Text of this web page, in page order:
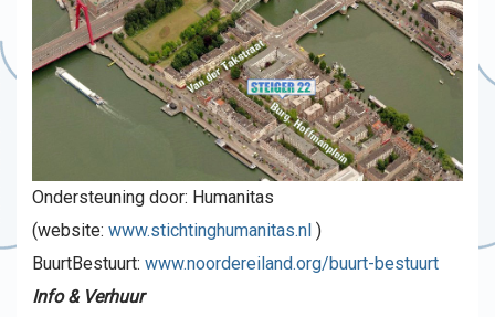
Ondersteuning door: Humanitas
(website: www.stichtinghumanitas.nl )
BuurtBestuurt: www.noordereiland.org/buurt-bestuurt
Info & Verhuur